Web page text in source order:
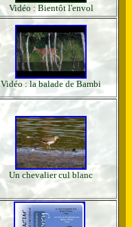
Vidéo : Bientôt l'envol
Vidéo : la balade de Bambi
Un chevalier cul blanc